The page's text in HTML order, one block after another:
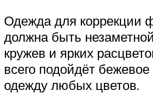
Одежда для коррекции
должна быть
кружев и ярких
всего подойдёт
одежду любых цветов.